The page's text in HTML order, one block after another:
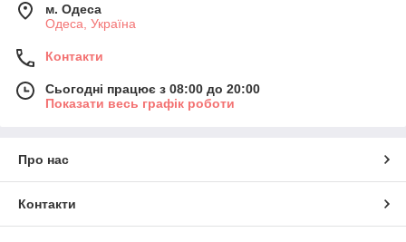
м. Одеса
Одеса, Україна
Контакти
Сьогодні працює з 08:00 до 20:00
Показати весь графік роботи
Про нас
Контакти